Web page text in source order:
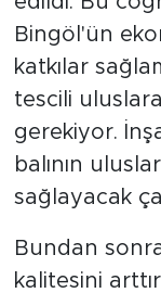
Bingöl'ün
katkılar
tescili
gerekiyor.
balının
sağlayacak
Bundan
kalitesini